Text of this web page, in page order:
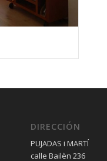
DIRECCIÓN
PUJADAS i MARTÍ
calle Bailèn 236